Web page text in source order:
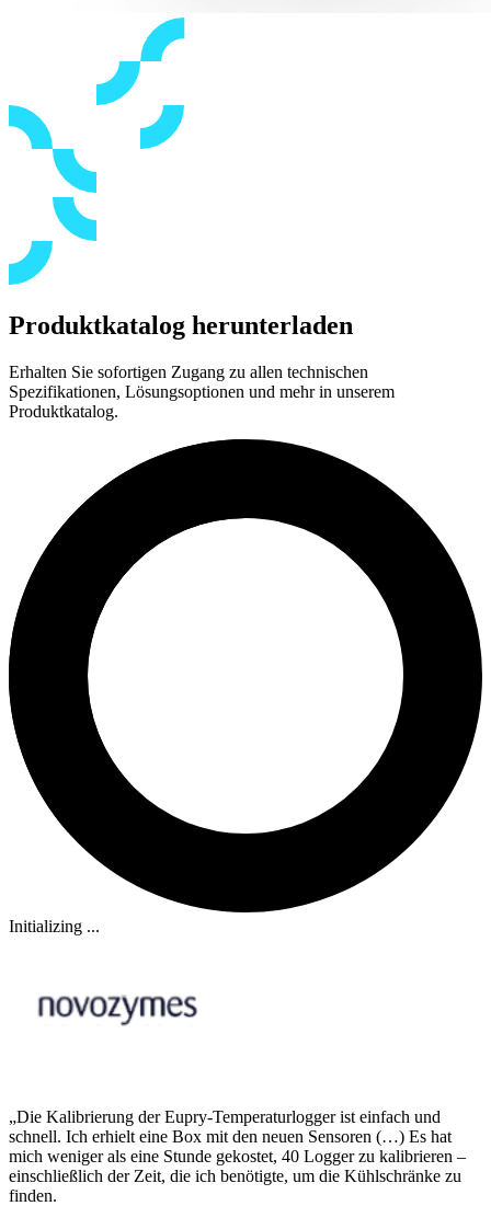
Produktkatalog herunterladen
Erhalten Sie sofortigen Zugang zu allen technischen
Spezifikationen, Lösungsoptionen und mehr in unserem
Produktkatalog.
Initializing ...
„Die Kalibrierung der Eupry-Temperaturlogger ist einfach und
schnell. Ich erhielt eine Box mit den neuen Sensoren (…) Es hat
mich weniger als eine Stunde gekostet, 40 Logger zu kalibrieren –
einschließlich der Zeit, die ich benötigte, um die Kühlschränke zu
finden.